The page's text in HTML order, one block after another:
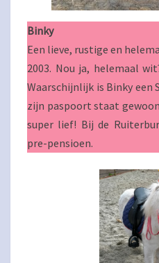
Binky
Een lieve, rustige en
2003. Nou ja, helemaal
Waarschijnlijk is Binky een
zijn paspoort staat gewoon
super lief! Bij de
pre-pensioen.